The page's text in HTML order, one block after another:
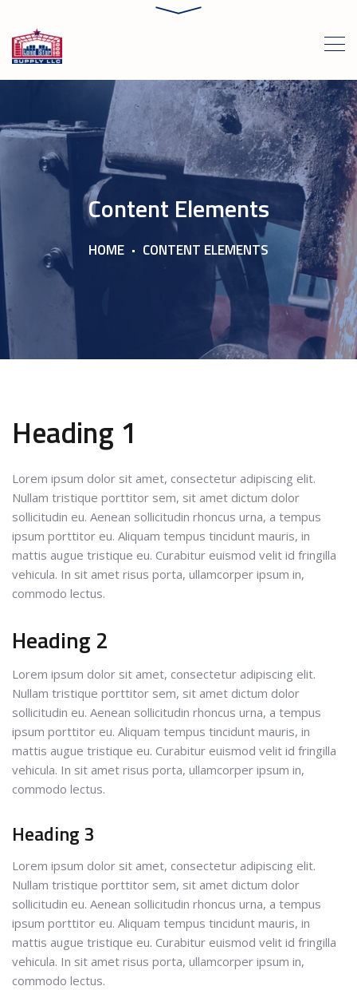
Content Elements
HOME CONTENT ELEMENTS
Heading 1
Lorem ipsum dolor sit amet, consectetur adipiscing elit.
Nullam tristique porttitor sem, sit amet dictum dolor
sollicitudin eu. Aenean sollicitudin rhoncus urna, a tempus
ipsum porttitor eu. Aliquam tempus tincidunt mauris, in
mattis augue tristique eu. Curabitur euismod velit id fringilla
vehicula. In sit amet risus porta, ullamcorper ipsum in,
commodo lectus.
Heading 2
Lorem ipsum dolor sit amet, consectetur adipiscing elit.
Nullam tristique porttitor sem, sit amet dictum dolor
sollicitudin eu. Aenean sollicitudin rhoncus urna, a tempus
ipsum porttitor eu. Aliquam tempus tincidunt mauris, in
mattis augue tristique eu. Curabitur euismod velit id fringilla
vehicula. In sit amet risus porta, ullamcorper ipsum in,
commodo lectus.
Heading 3
Lorem ipsum dolor sit amet, consectetur adipiscing elit.
Nullam tristique porttitor sem, sit amet dictum dolor
sollicitudin eu. Aenean sollicitudin rhoncus urna, a tempus
ipsum porttitor eu. Aliquam tempus tincidunt mauris, in
mattis augue tristique eu. Curabitur euismod velit id fringilla
vehicula. In sit amet risus porta, ullamcorper ipsum in,
commodo lectus.